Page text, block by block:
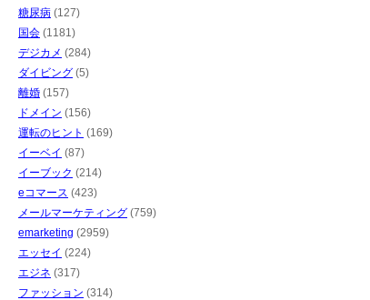
糖尿病 (127)
国会 (1181)
デジカメ (284)
ダイビング (5)
離婚 (157)
ドメイン (156)
運転のヒント (169)
イーベイ (87)
イーブック (214)
eコマース (423)
メールマーケティング (759)
emarketing (2959)
エッセイ (224)
エジネ (317)
ファッション (314)